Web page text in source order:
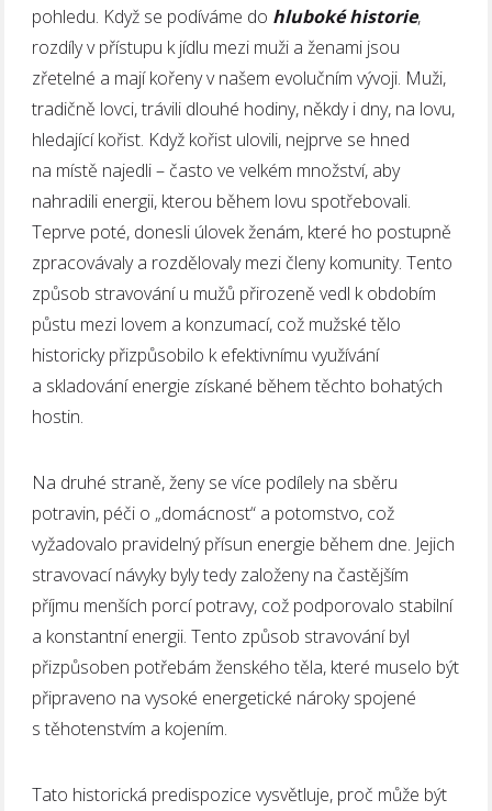
pohledu. Když se podíváme do hluboké historie,
rozdíly v přístupu k jídlu mezi muži a ženami jsou
zřetelné a mají kořeny v našem evolučním vývoji. Muži,
tradičně lovci, trávili dlouhé hodiny, někdy i dny, na lovu,
hledající kořist. Když kořist ulovili, nejprve se hned
na místě najedli – často ve velkém množství, aby
nahradili energii, kterou během lovu spotřebovali.
Teprve poté, donesli úlovek ženám, které ho postupně
zpracovávaly a rozdělovaly mezi členy komunity. Tento
způsob stravování u mužů přirozeně vedl k obdobím
půstu mezi lovem a konzumací, což mužské tělo
historicky přizpůsobilo k efektivnímu využívání
a skladování energie získané během těchto bohatých
hostin.
Na druhé straně, ženy se více podílely na sběru
potravin, péči o „domácnost“ a potomstvo, což
vyžadovalo pravidelný přísun energie během dne. Jejich
stravovací návyky byly tedy založeny na častějším
příjmu menších porcí potravy, což podporovalo stabilní
a konstantní energii. Tento způsob stravování byl
přizpůsoben potřebám ženského těla, které muselo být
připraveno na vysoké energetické nároky spojené
s těhotenstvím a kojením.
Tato historická predispozice vysvětluje, proč může být